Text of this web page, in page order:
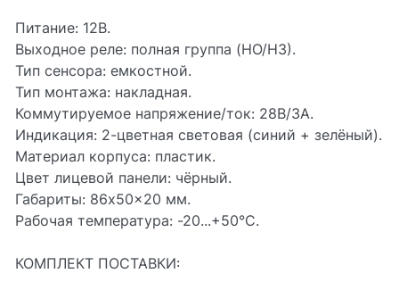
Питание: 12В.
Выходное реле: полная группа (НО/НЗ).
Тип сенсора: емкостной.
Тип монтажа: накладная.
Коммутируемое напряжение/ток: 28В/3А.
Индикация: 2-цветная световая (синий + зелёный).
Материал корпуса: пластик.
Цвет лицевой панели: чёрный.
Габариты: 86x50x20 мм.
Рабочая температура: -20...+50°С.
КОМПЛЕКТ ПОСТАВКИ: